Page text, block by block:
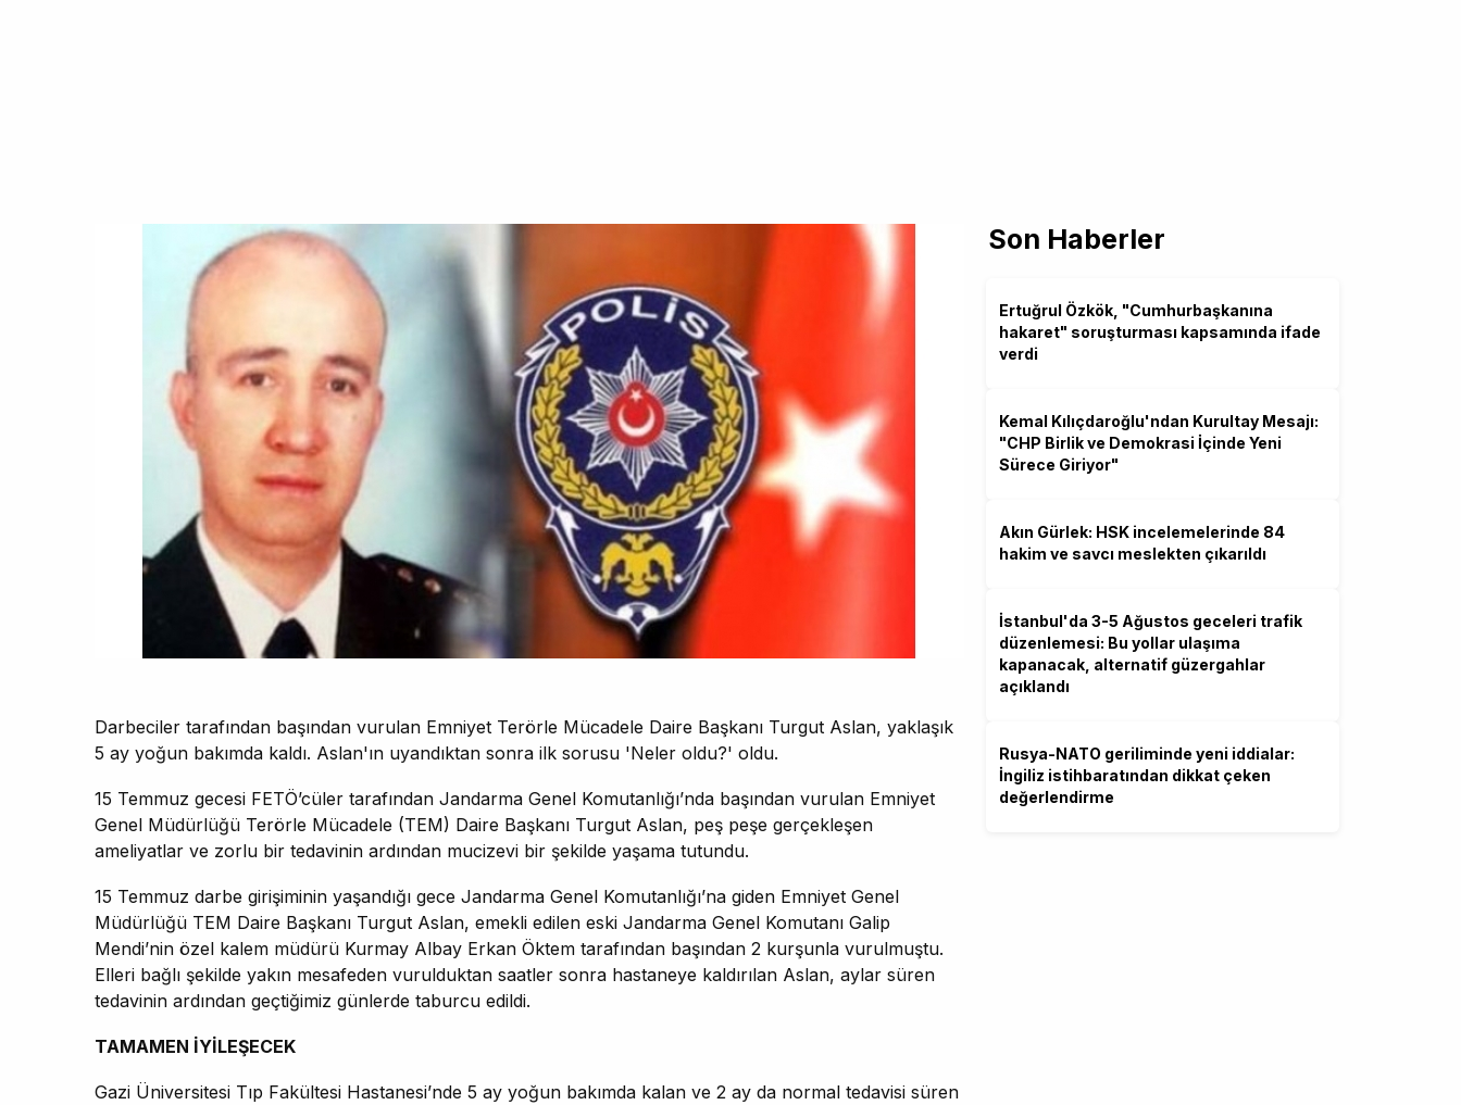
Darbeciler tarafından başından vurulan Emniyet Terörle Mücadele Daire Başkanı Turgut Aslan, yaklaşık
5 ay yoğun bakımda kaldı. Aslan'ın uyandıktan sonra ilk sorusu 'Neler oldu?' oldu.
15 Temmuz gecesi FETÖ’cüler tarafından Jandarma Genel Komutanlığı’nda başından vurulan Emniyet
Genel Müdürlüğü Terörle Mücadele (TEM) Daire Başkanı Turgut Aslan, peş peşe gerçekleşen
ameliyatlar ve zorlu bir tedavinin ardından mucizevi bir şekilde yaşama tutundu.
15 Temmuz darbe girişiminin yaşandığı gece Jandarma Genel Komutanlığı’na giden Emniyet Genel
Müdürlüğü TEM Daire Başkanı Turgut Aslan, emekli edilen eski Jandarma Genel Komutanı Galip
Mendi’nin özel kalem müdürü Kurmay Albay Erkan Öktem tarafından başından 2 kurşunla vurulmuştu.
Elleri bağlı şekilde yakın mesafeden vurulduktan saatler sonra hastaneye kaldırılan Aslan, aylar süren
tedavinin ardından geçtiğimiz günlerde taburcu edildi.
TAMAMEN İYİLEŞECEK
Gazi Üniversitesi Tıp Fakültesi Hastanesi’nde 5 ay yoğun bakımda kalan ve 2 ay da normal tedavisi süren
Son Haberler
Ertuğrul Özkök, "Cumhurbaşkanına
hakaret" soruşturması kapsamında ifade
verdi
Kemal Kılıçdaroğlu'ndan Kurultay Mesajı:
"CHP Birlik ve Demokrasi İçinde Yeni
Sürece Giriyor"
Akın Gürlek: HSK incelemelerinde 84
hakim ve savcı meslekten çıkarıldı
İstanbul'da 3-5 Ağustos geceleri trafik
düzenlemesi: Bu yollar ulaşıma
kapanacak, alternatif güzergahlar
açıklandı
Rusya-NATO geriliminde yeni iddialar:
İngiliz istihbaratından dikkat çeken
değerlendirme